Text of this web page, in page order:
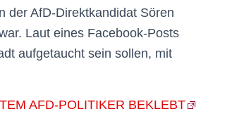
der AfD-Direktkandidat Sören
Laut eines Facebook-Posts
aufgetaucht sein sollen, mit
AFD-POLITIKER BEKLEBT